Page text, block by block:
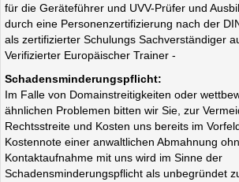
für die Geräteführer und UVV-Prüfer und
durch eine Personenzertifizierung nach der
als zertifizierter Schulungs Sachverständiger
Verifizierter Europäischer Trainer -
Schadensminderungspflicht:
Im Falle von Domainstreitigkeiten oder
ähnlichen Problemen bitten wir Sie, zur
Rechtsstreite und Kosten uns bereits im
Kostennote einer anwaltlichen Abmahnung
Kontaktaufnahme mit uns wird im Sinne der
Schadensminderungspflicht als unbegründet